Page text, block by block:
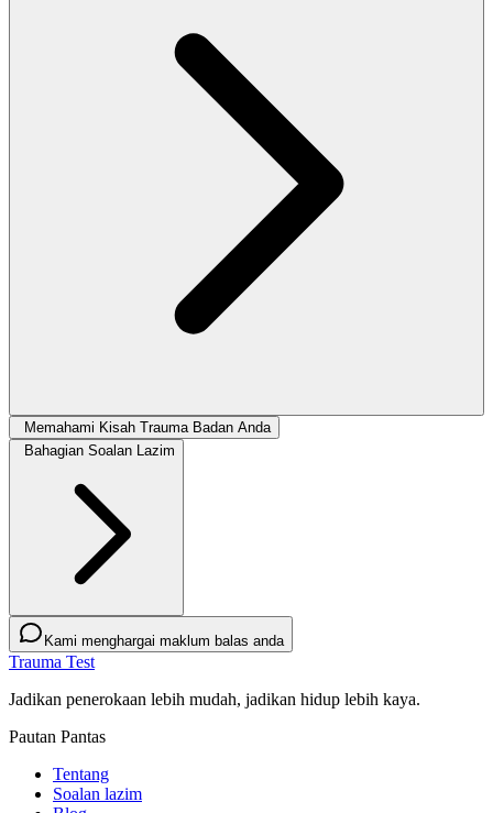
Memahami Kisah Trauma Badan Anda
Bahagian Soalan Lazim
Kami menghargai maklum balas anda
Trauma Test
Jadikan penerokaan lebih mudah, jadikan hidup lebih kaya.
Pautan Pantas
Tentang
Soalan lazim